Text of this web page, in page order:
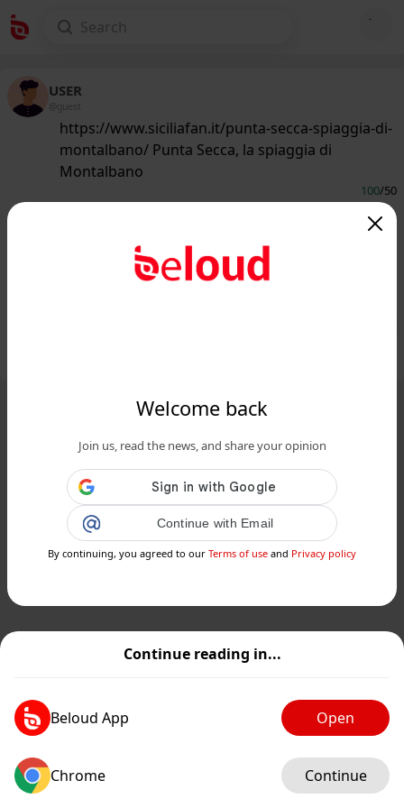
Continue reading in...
Beloud App Open
Chrome Continue
Welcome back
Join us, read the news, and share your opinion
Continue with Email
By continuing, you agreed to our Terms of use and Privacy policy
USER
@guest
https://www.siciliafan.it/punta-secca-spiaggia-di-
montalbano/ Punta Secca, la spiaggia di
Montalbano
100/50
tutto il mondo: Punta Secca,
un'iconica spiaggia siciliana...